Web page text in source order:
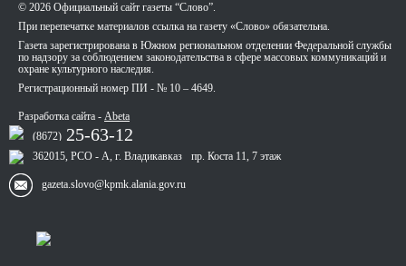
© 2026 Официальный сайт газеты “Слово”.
При перепечатке материалов ссылка на газету «Слово» обязательна.
Газета зарегистрирована в Южном региональном отделении Федеральной службы
по надзору за соблюдением законодательства в сфере массовых коммуникаций и
охране культурного наследия.
Регистрационный номер ПИ - № 10 – 4649.
Разработка сайта - Abeta
(8672) 25-63-12
362015, РСО - А, г. Владикавказ пр. Коста 11, 7 этаж
gazeta.slovo@kpmk.alania.gov.ru